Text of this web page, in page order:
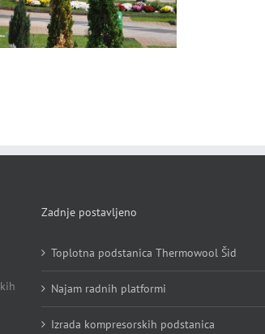
Zadnje postavljeno
Toplotna podstanica Thermowool Šid
Najam radnih platformi
Izrada kompresorskih podstanica